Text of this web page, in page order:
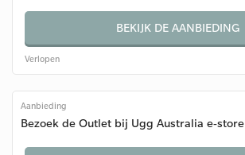
BEKIJK DE AANBIEDING
Verlopen
Aanbieding
Bezoek de Outlet bij Ugg Australia e-store